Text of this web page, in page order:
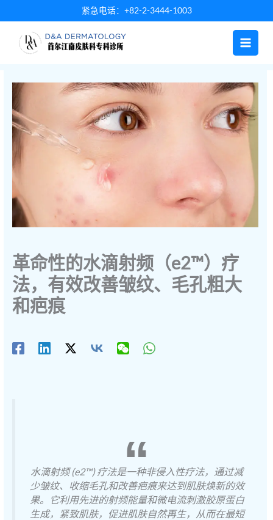
至
紧急电话：+82-2-3444-1003
革命性的水滴射频（e2™）疗
法，有效改善皱纹、毛孔粗大
和疤痕
水滴射频 (e2™) 疗法是一种非侵入性疗法，通过减
少皱纹、收缩毛孔和改善疤痕来达到肌肤焕新的效
果。它利用先进的射频能量和微电流刺激胶原蛋白
生成，紧致肌肤，促进肌肤自然再生，从而在最短